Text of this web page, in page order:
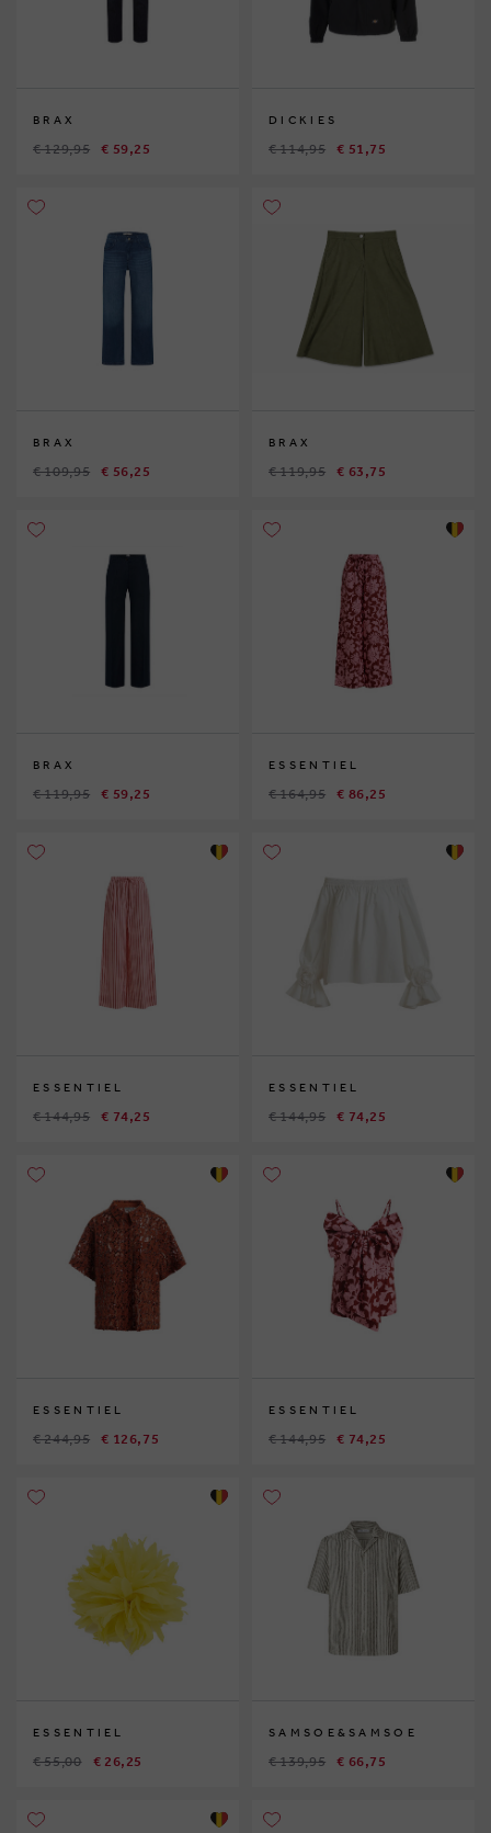
BRAX
€ 129,95 € 59,25
DICKIES
€ 114,95 € 51,75
BRAX
€ 109,95 € 56,25
BRAX
€ 119,95 € 63,75
BRAX
€ 119,95 € 59,25
ESSENTIEL
€ 164,95 € 86,25
ESSENTIEL
€ 144,95 € 74,25
ESSENTIEL
€ 144,95 € 74,25
ESSENTIEL
€ 244,95 € 126,75
ESSENTIEL
€ 144,95 € 74,25
ESSENTIEL
€ 55,00 € 26,25
SAMSOE&SAMSOE
€ 139,95 € 66,75